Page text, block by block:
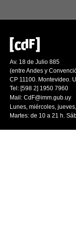
Av. 18 de Julio 885
(entre Andes y
CP 11100. Montevideo.
Tel: [598 2] 1950 7960
Mail: CdF@imm.gub.uy
Lunes, miércoles,
Martes: de 10 a 21 h.